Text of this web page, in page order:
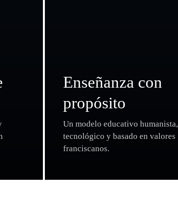
Enseñanza con
propósito
Un modelo educativo humanista,
tecnológico y basado en valores
franciscanos.